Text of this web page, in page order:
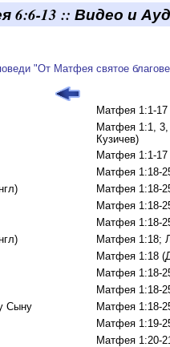
6:6-13 :: Видео и
"От Матфея святое
Матфея 1:1-17
Матфея 1:1,
Кузичев)
Матфея 1:1-17
Матфея 1:18-
Матфея 1:18-
Матфея 1:18-
Матфея 1:18-
Матфея 1:18;
Матфея 1:18
Матфея 1:18-
Матфея 1:18-
Сыну
Матфея 1:18-
Матфея 1:19-
Матфея 1:20-